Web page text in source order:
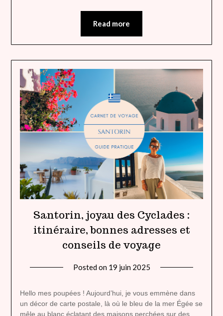
Read more
Santorin, joyau des Cyclades :
itinéraire, bonnes adresses et
conseils de voyage
Posted on 19 juin 2025
heavenly
Hello mes poupées ! Aujourd’hui, je vous emmène dans
un décor de carte postale, là où le bleu de la mer Égée se
mêle au blanc éclatant des maisons perchées sur des